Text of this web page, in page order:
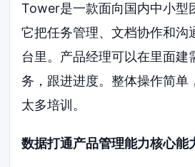
Tower是一款面向国内中小型
它把任务管理、文档协作和沟
台里。产品经理可以在里面建
务，跟进进度。整体操作简单
太多培训。
数据打通产品管理能力核心能